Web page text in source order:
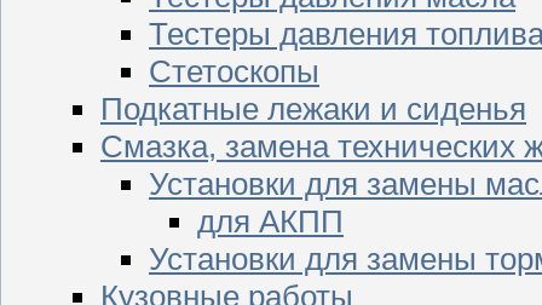
Тестеры давления
Стетоскопы
Подкатные лежаки и сиденья
Смазка, замена технических
Установки для замены
для АКПП
Установки для замены
Кузовные работы